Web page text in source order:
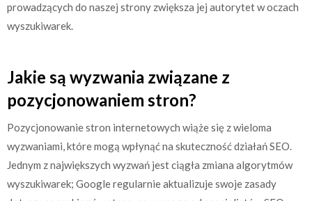
prowadzących do naszej strony zwiększa jej autorytet w oczach
wyszukiwarek.
Jakie są wyzwania związane z
pozycjonowaniem stron?
Pozycjonowanie stron internetowych wiąże się z wieloma
wyzwaniami, które mogą wpłynąć na skuteczność działań SEO.
Jednym z największych wyzwań jest ciągła zmiana algorytmów
wyszukiwarek; Google regularnie aktualizuje swoje zasady